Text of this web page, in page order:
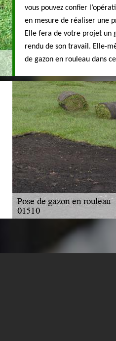
vous pouvez confier
en mesure de réaliser une
Elle fera de votre projet un
rendu de son travail. Elle-
de gazon en rouleau dans